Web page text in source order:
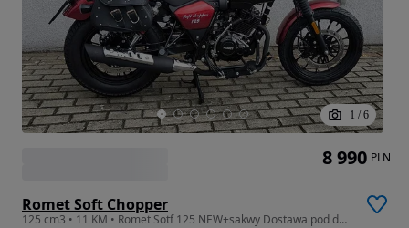
1 / 6
Romet Soft Chopper
125 cm3 • 11 KM • Romet Sotf 125 NEW+sakwy Dostawa pod dom, Raty na odległość
8 990 PLN